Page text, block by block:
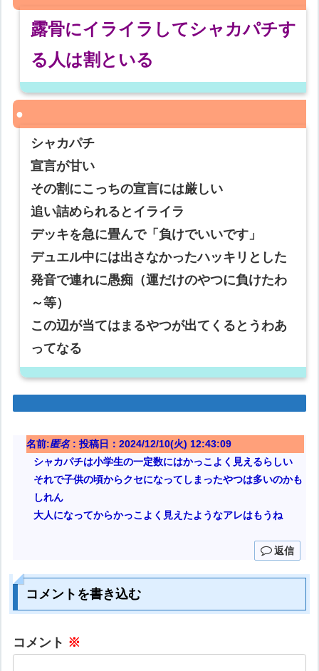
露骨にイライラしてシャカパチす
る人は割といる
シャカパチ
宣言が甘い
その割にこっちの宣言には厳しい
追い詰められるとイライラ
デッキを急に畳んで「負けでいいです」
デュエル中には出さなかったハッキリとした
発音で連れに愚痴（運だけのやつに負けたわ
～等）
この辺が当てはまるやつが出てくるとうわあ
ってなる
名前:匿名: 投稿日：2024/12/10(火) 12:43:09
シャカパチは小学生の一定数にはかっこよく見えるらしい
それで子供の頃からクセになってしまったやつは多いのかも
しれん
大人になってからかっこよく見えたようなアレはもうね
返信
コメントを書き込む
コメント ※